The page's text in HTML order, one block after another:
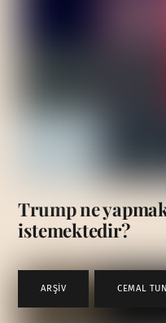
Trump ne
istemektedir?
ARŞİV CEMAL